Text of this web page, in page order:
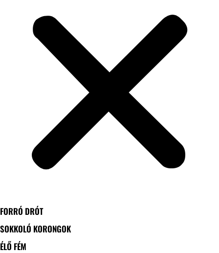
FORRÓ DRÓT
SOKKOLÓ KORONGOK
ÉLŐ FÉM